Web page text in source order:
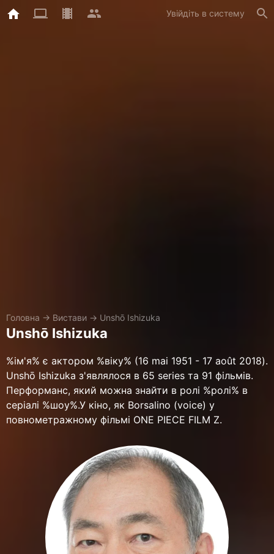
Увійдіть в систему
Головна → Вистави → Unshō Ishizuka
Unshō Ishizuka
%ім'я% є актором %віку% (16 mai 1951 - 17 août 2018).
Unshō Ishizuka з'являлося в 65 series та 91 фільмів.
Перформанс, який можна знайти в ролі %ролі% в
серіалі %шоу%.У кіно, як Borsalino (voice) у
повнометражному фільмі ONE PIECE FILM Z.